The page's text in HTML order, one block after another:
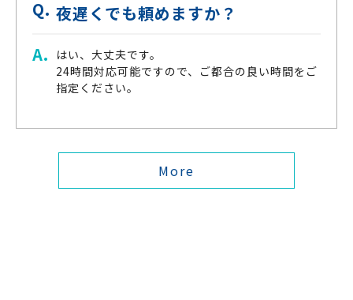
夜遅くでも頼めますか？
はい、大丈夫です。
24時間対応可能ですので、ご都合の良い時間をご
指定ください。
More